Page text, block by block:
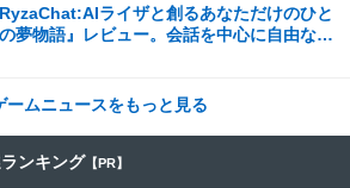
RyzaChat:AIライザと創るあなただけのひと
夢物語』レビュー。会話を中心に自由な冒
ームニュースをもっと見る
ンキング 【PR】